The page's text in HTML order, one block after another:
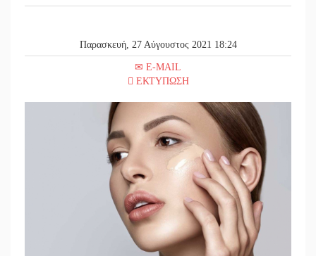
Παρασκευή, 27 Αύγουστος 2021 18:24
E-MAIL
ΕΚΤΥΠΩΣΗ